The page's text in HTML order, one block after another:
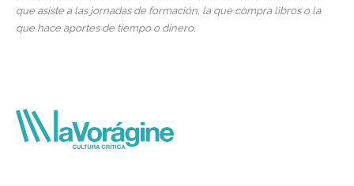
que asiste a las jornadas de formación, la que compra libros o la
que hace aportes de tiempo o dinero.